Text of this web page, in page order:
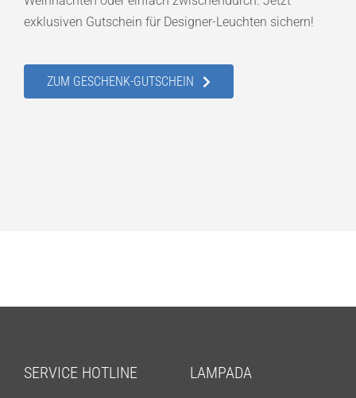
exklusiven Gutschein für Designer-Leuchten sichern!
ZUM GESCHENK-GUTSCHEIN
SERVICE HOTLINE LAMPADA